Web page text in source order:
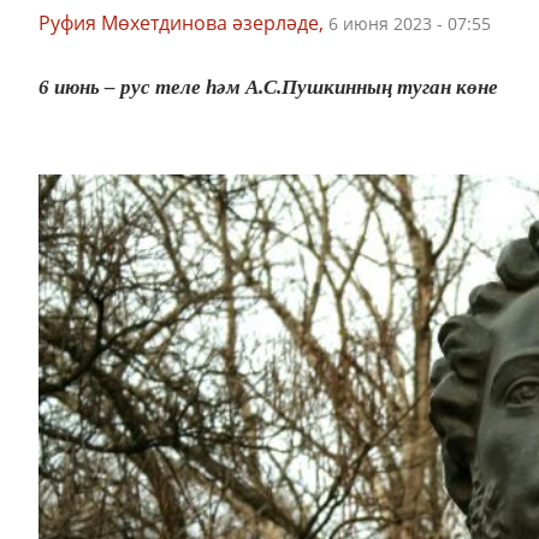
Руфия Мөхетдинова әзерләде, 6 июня 2023 - 07:55
6 июнь – рус теле һәм А.С.Пушкинның туган көне